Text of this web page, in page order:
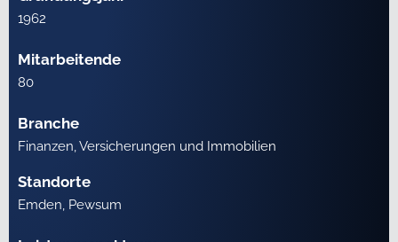
1962
Mitarbeitende
80
Branche
Finanzen, Versicherungen und Immobilien
Standorte
Emden, Pewsum